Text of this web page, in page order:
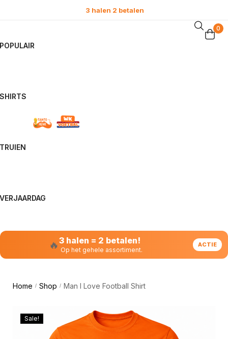
POPULAIR
SHIRTS
TRUIEN
VERJAARDAG
0
🔥3 halen = 2 betalen!
Op het gehele assortiment.
ACTIE
Home / Shop / Man I Love Football Shirt
Sale!